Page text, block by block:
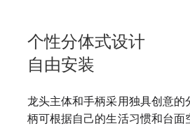
个性分体式设计
自由安装
龙头主体和手柄采用独具创意的
柄可根据自己的生活习惯和台面